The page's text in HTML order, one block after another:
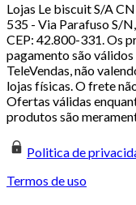
Lojas Le biscuit S/A
535 - Via Parafuso S/
CEP: 42.800-331. Os
pagamento são
TeleVendas, não
lojas físicas. O frete
Ofertas válidas
produtos são
Politica de
Termos de uso